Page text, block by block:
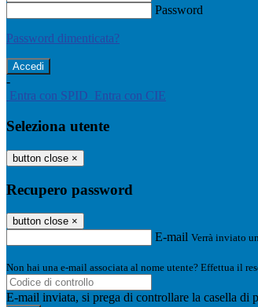
Password
Password dimenticata?
-
Entra con SPID Entra con CIE
Seleziona utente
button close ×
Recupero password
button close ×
E-mail Verrà inviato
Non hai una e-mail associata al nome utente? Effettua il
E-mail inviata, si prega di controllare la casella di